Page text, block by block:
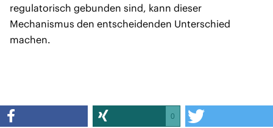
regulatorisch gebunden sind, kann dieser
Mechanismus den entscheidenden Unterschied
machen.
0